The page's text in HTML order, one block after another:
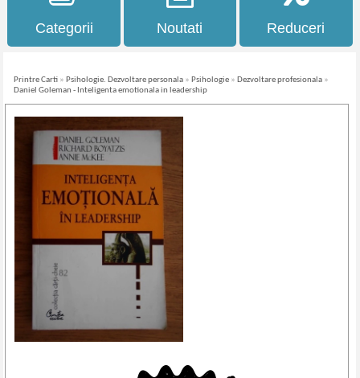
Categorii Noutati Reduceri
Printre Carti » Psihologie. Dezvoltare personala » Psihologie » Dezvoltare profesionala »
Daniel Goleman - Inteligenta emotionala in leadership